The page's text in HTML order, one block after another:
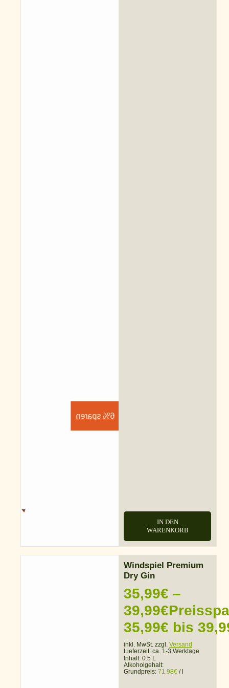
6% sparen
IN DEN
WARENKORB
Windspiel Premium
Dry Gin
35,99€ –
39,99€
35,99€ bis
inkl. MwSt. zzgl. Versand
Lieferzeit: ca. 1-3 Werktage
Inhalt: 0.5 L
Alkoholgehalt:
Grundpreis: 71,98€ /